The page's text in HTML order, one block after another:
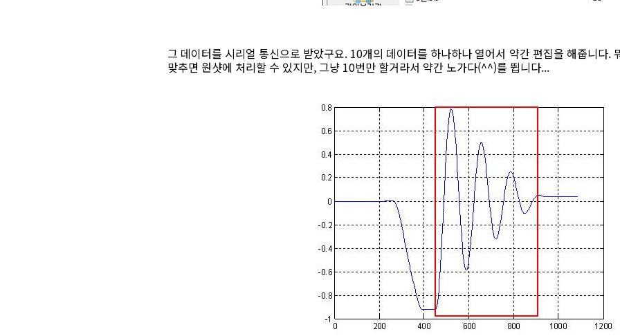
그 데이터를 시리얼 통신으로 받았구요. 10개의 데이터를 하나하나 열어서 약간 편집을 해줍니다.
맞추면 원샷에 처리할 수 있지만, 그냥 10번만 할거라서 약간 노가다(^^)를 뜁니다...